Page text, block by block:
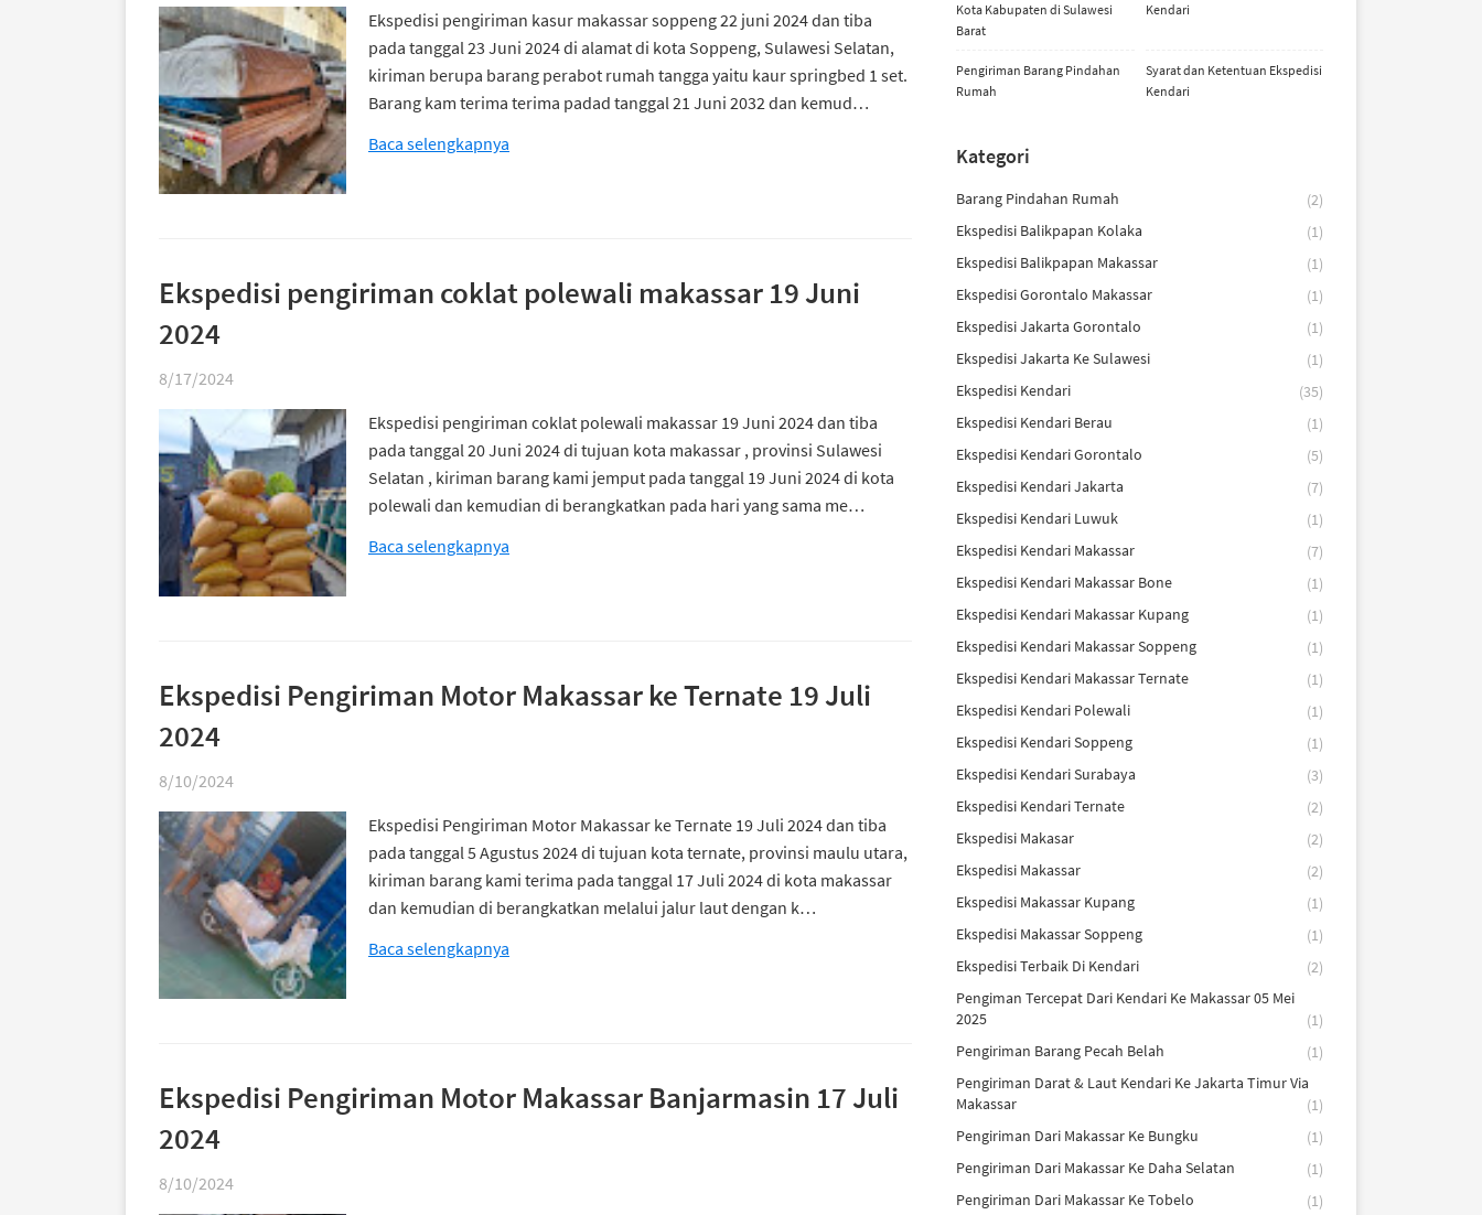
Ekspedisi pengiriman kasur makassar soppeng 22 juni 2024 dan tiba
pada tanggal 23 Juni 2024 di alamat di kota Soppeng, Sulawesi Selatan,
kiriman berupa barang perabot rumah tangga yaitu kaur springbed 1 set.
Barang kam terima terima padad tanggal 21 Juni 2032 dan kemud…
Baca selengkapnya
Ekspedisi pengiriman coklat polewali makassar 19 Juni
2024
8/17/2024
Ekspedisi pengiriman coklat polewali makassar 19 Juni 2024 dan tiba
pada tanggal 20 Juni 2024 di tujuan kota makassar , provinsi Sulawesi
Selatan , kiriman barang kami jemput pada tanggal 19 Juni 2024 di kota
polewali dan kemudian di berangkatkan pada hari yang sama me…
Baca selengkapnya
Ekspedisi Pengiriman Motor Makassar ke Ternate 19 Juli
2024
8/10/2024
Ekspedisi Pengiriman Motor Makassar ke Ternate 19 Juli 2024 dan tiba
pada tanggal 5 Agustus 2024 di tujuan kota ternate, provinsi maulu utara,
kiriman barang kami terima pada tanggal 17 Juli 2024 di kota makassar
dan kemudian di berangkatkan melalui jalur laut dengan k…
Baca selengkapnya
Ekspedisi Pengiriman Motor Makassar Banjarmasin 17 Juli
2024
8/10/2024
Kota Kabupaten di Sulawesi
Barat
Kendari
Pengiriman Barang Pindahan
Rumah
Syarat dan Ketentuan Ekspedisi
Kendari
Kategori
Barang Pindahan Rumah
(2)
Ekspedisi Balikpapan Kolaka
(1)
Ekspedisi Balikpapan Makassar
(1)
Ekspedisi Gorontalo Makassar
(1)
Ekspedisi Jakarta Gorontalo
(1)
Ekspedisi Jakarta Ke Sulawesi
(1)
Ekspedisi Kendari
(35)
Ekspedisi Kendari Berau
(1)
Ekspedisi Kendari Gorontalo
(5)
Ekspedisi Kendari Jakarta
(7)
Ekspedisi Kendari Luwuk
(1)
Ekspedisi Kendari Makassar
(7)
Ekspedisi Kendari Makassar Bone
(1)
Ekspedisi Kendari Makassar Kupang
(1)
Ekspedisi Kendari Makassar Soppeng
(1)
Ekspedisi Kendari Makassar Ternate
(1)
Ekspedisi Kendari Polewali
(1)
Ekspedisi Kendari Soppeng
(1)
Ekspedisi Kendari Surabaya
(3)
Ekspedisi Kendari Ternate
(2)
Ekspedisi Makasar
(2)
Ekspedisi Makassar
(2)
Ekspedisi Makassar Kupang
(1)
Ekspedisi Makassar Soppeng
(1)
Ekspedisi Terbaik Di Kendari
(2)
Pengiman Tercepat Dari Kendari Ke Makassar 05 Mei
2025
(1)
Pengiriman Barang Pecah Belah
(1)
Pengiriman Darat & Laut Kendari Ke Jakarta Timur Via
Makassar
(1)
Pengiriman Dari Makassar Ke Bungku
(1)
Pengiriman Dari Makassar Ke Daha Selatan
(1)
Pengiriman Dari Makassar Ke Tobelo
(1)